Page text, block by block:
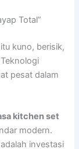
Total”
kuno, berisik,
pesat dalam
kitchen set
modern.
investasi